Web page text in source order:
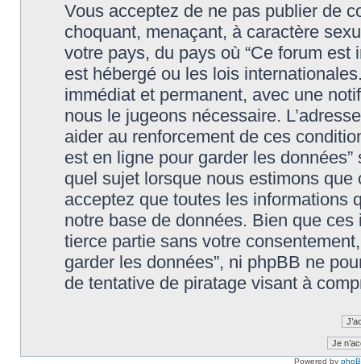
Vous acceptez de ne pas publier de
choquant, menaçant, à caractère
votre pays, du pays où “Ce forum
est hébergé ou les lois
immédiat et permanent, avec une
nous le jugeons nécessaire.
aider au renforcement de ces
est en ligne pour garder les
quel sujet lorsque nous estimons
acceptez que toutes les informations
notre base de données. Bien que
tierce partie sans votre
garder les données”, ni phpBB ne
de tentative de piratage visant à
Powered by